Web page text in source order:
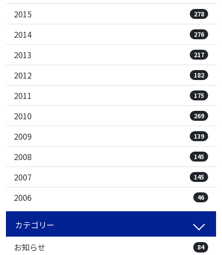
2015 278
2014 276
2013 217
2012 182
2011 175
2010 269
2009 139
2008 145
2007 145
2006 46
カテゴリー
お知らせ
84